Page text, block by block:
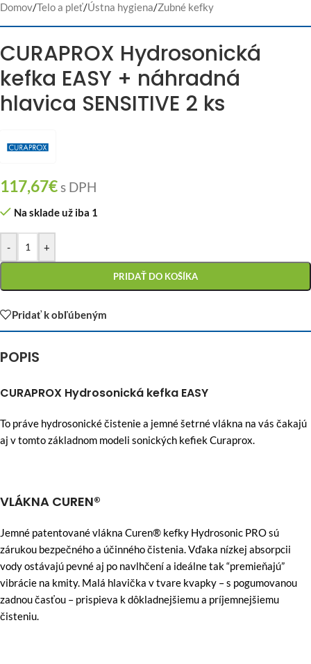
Domov/Telo a pleť/Ústna hygiena/Zubné kefky
CURAPROX Hydrosonická
kefka EASY + náhradná
hlavica SENSITIVE 2 ks
117,67€s DPH
Na sklade už iba 1
- +
PRIDAŤ DO KOŠÍKA
Pridať k obľúbeným
POPIS
CURAPROX Hydrosonická kefka EASY
To práve hydrosonické čistenie a jemné šetrné vlákna na vás čakajú
aj v tomto základnom modeli sonických kefiek Curaprox.
VLÁKNA CUREN®
Jemné patentované vlákna Curen® kefky Hydrosonic PRO sú
zárukou bezpečného a účinného čistenia. Vďaka nízkej absorpcii
vody ostávajú pevné aj po navlhčení a ideálne tak “premieňajú”
vibrácie na kmity. Malá hlavička v tvare kvapky – s pogumovanou
zadnou časťou – prispieva k dôkladnejšiemu a príjemnejšiemu
čisteniu.